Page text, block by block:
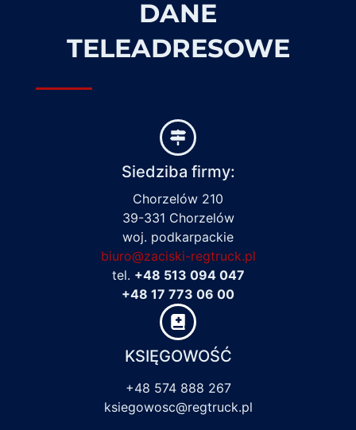
DANE
TELEADRESOWE
Siedziba firmy:
Chorzelów 210
39-331 Chorzelów
woj. podkarpackie
biuro@zaciski-regtruck.pl
tel. +48 513 094 047
+48 17 773 06 00
KSIĘGOWOŚĆ
+48 574 888 267
ksiegowosc@regtruck.pl